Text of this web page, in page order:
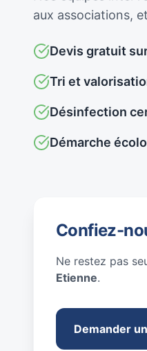
aux associations,
Devis gratuit
Tri et
Désinfection
Démarche
Confiez-
Ne restez pas
Etienne.
Demander